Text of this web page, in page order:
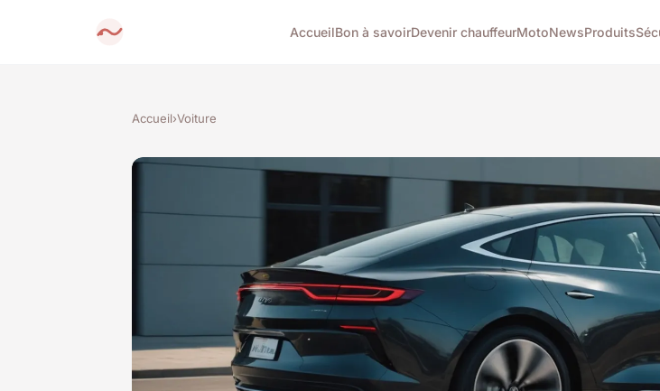
AccueilBon à savoirDevenir chauffeurMotoNewsProduits
Accueil›Voiture